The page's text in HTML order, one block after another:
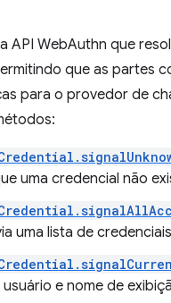
API WebAuthn que
que as partes
para o provedor de
uma credencial não
uma lista de
usuário e nome de